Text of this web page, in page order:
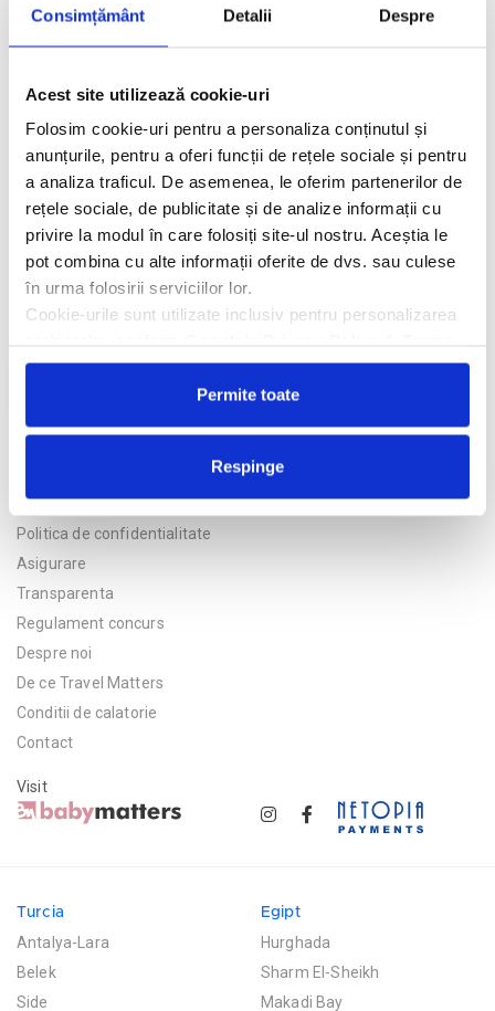
Consimțământ Detalii Despre
Acest site utilizează cookie-uri
Folosim cookie-uri pentru a personaliza conținutul și
anunțurile, pentru a oferi funcții de rețele sociale și pentru
a analiza traficul. De asemenea, le oferim partenerilor de
rețele sociale, de publicitate și de analize informații cu
privire la modul în care folosiți site-ul nostru. Aceștia le
pot combina cu alte informații oferite de dvs. sau culese
în urma folosirii serviciilor lor.
Cookie-urile sunt utilizate inclusiv pentru personalizarea
Permite toate
Respinge
Descriere hotel
10 minute de mers pe jos de Plaja Son Baluo din nordul Insulei
Mallorca, la 7 minute d emers cu masina de rezervatia naturala
S`Albufera si la mai putin de 1 ora de aeroportul din Palma de
Mallorca. Restaurantul hotelului este specializat în preparate
Facilitati hotel
Camere hotel
Politica de confidentialitate
Asigurare
Transparenta
Regulament concurs
Despre noi
De ce Travel Matters
Conditii de calatorie
Contact
Visit
Turcia
Antalya-Lara
Belek
Side
Egipt
Hurghada
Sharm El-Sheikh
Makadi Bay